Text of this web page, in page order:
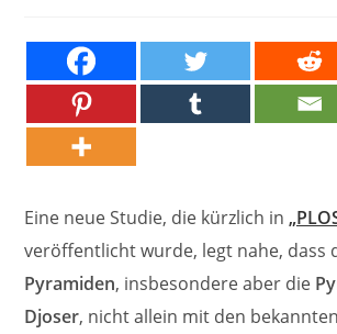
Eine neue Studie, die kürzlich in
veröffentlicht wurde, legt nahe, dass
Pyramiden, insbesondere aber die
Djoser, nicht allein mit den